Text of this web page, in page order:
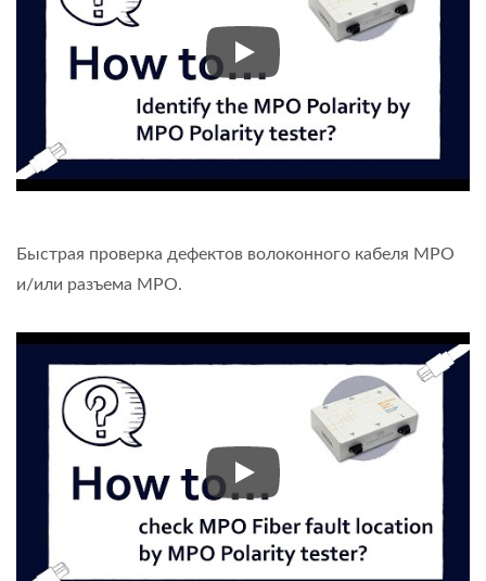
Определите тип SA/SB/SC 8-
Быстрая проверка дефектов волоконного кабеля MPO
и/или разъема MPO.
Быстрая проверка дефектов